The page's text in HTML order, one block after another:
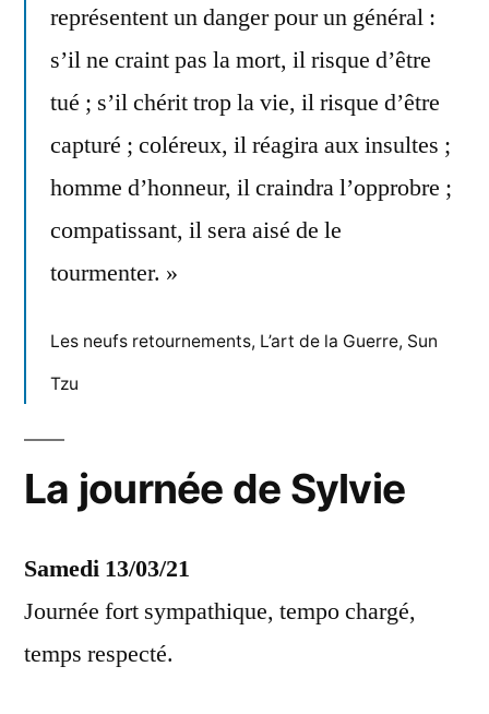
représentent un danger pour un général :
s’il ne craint pas la mort, il risque d’être
tué ; s’il chérit trop la vie, il risque d’être
capturé ; coléreux, il réagira aux insultes ;
homme d’honneur, il craindra l’opprobre ;
compatissant, il sera aisé de le
tourmenter. »
Les neufs retournements, L’art de la Guerre, Sun
Tzu
La journée de Sylvie
Samedi 13/03/21
Journée fort sympathique, tempo chargé,
temps respecté.